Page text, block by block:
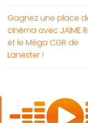
Gagnez une place
cinéma avec JAIME
et le Méga CGR de
Lanester !